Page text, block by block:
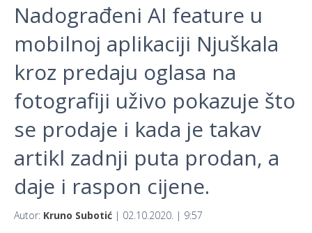
Nadograđeni AI feature u
mobilnoj aplikaciji Njuškala
kroz predaju oglasa na
fotografiji uživo pokazuje što
se prodaje i kada je takav
artikl zadnji puta prodan, a
daje i raspon cijene.
Autor: Kruno Subotić | 02.10.2020. | 9:57